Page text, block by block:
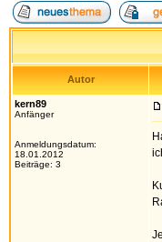
Autor
kern89
Anfänger
Anmeldungsdatum:
18.01.2012
Beiträge: 3